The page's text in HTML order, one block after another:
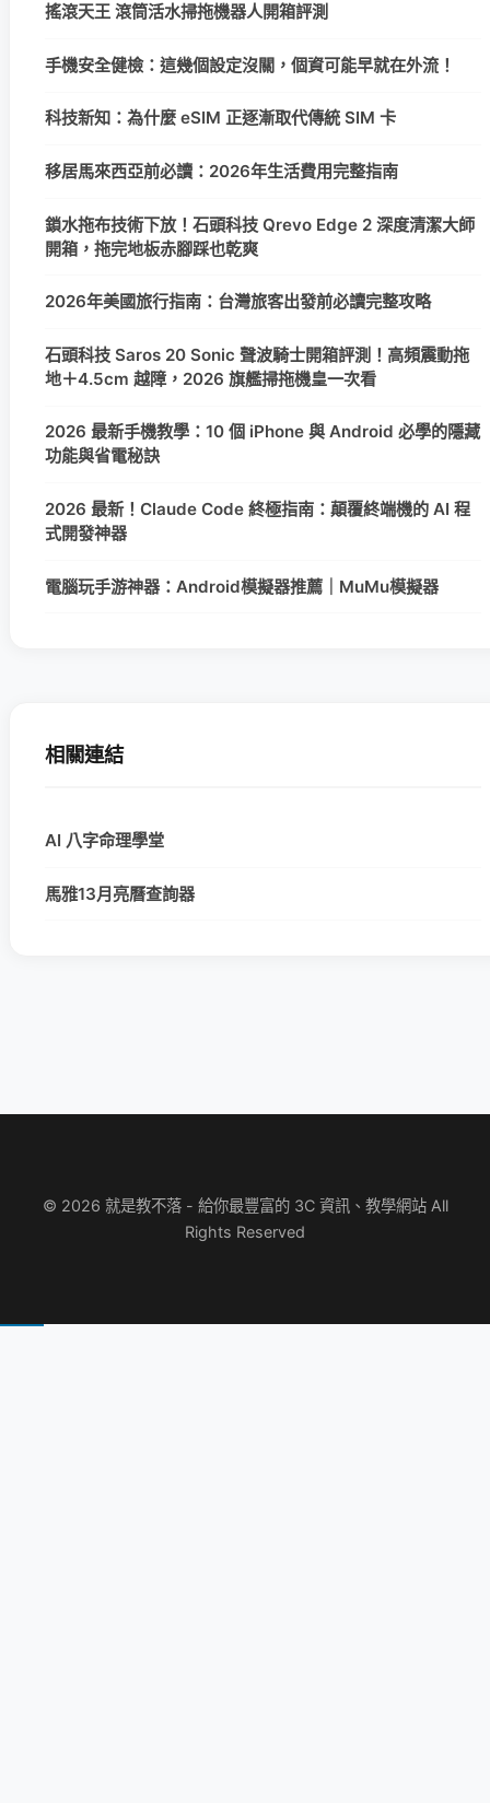
搖滾天王 滾筒活水掃拖機器人開箱評測
手機安全健檢：這幾個設定沒關，個資可能早就在外流！
科技新知：為什麼 eSIM 正逐漸取代傳統 SIM 卡
移居馬來西亞前必讀：2026年生活費用完整指南
鎖水拖布技術下放！石頭科技 Qrevo Edge 2 深度清潔大師
開箱，拖完地板赤腳踩也乾爽
2026年美國旅行指南：台灣旅客出發前必讀完整攻略
石頭科技 Saros 20 Sonic 聲波騎士開箱評測！高頻震動拖
地＋4.5cm 越障，2026 旗艦掃拖機皇一次看
2026 最新手機教學：10 個 iPhone 與 Android 必學的隱藏
功能與省電秘訣
2026 最新！Claude Code 終極指南：顛覆終端機的 AI 程
式開發神器
電腦玩手游神器：Android模擬器推薦｜MuMu模擬器
相關連結
AI 八字命理學堂
馬雅13月亮曆查詢器
© 2026 就是教不落 - 給你最豐富的 3C 資訊、教學網站 All
Rights Reserved